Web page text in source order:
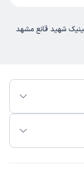
شهید قانع مشهد